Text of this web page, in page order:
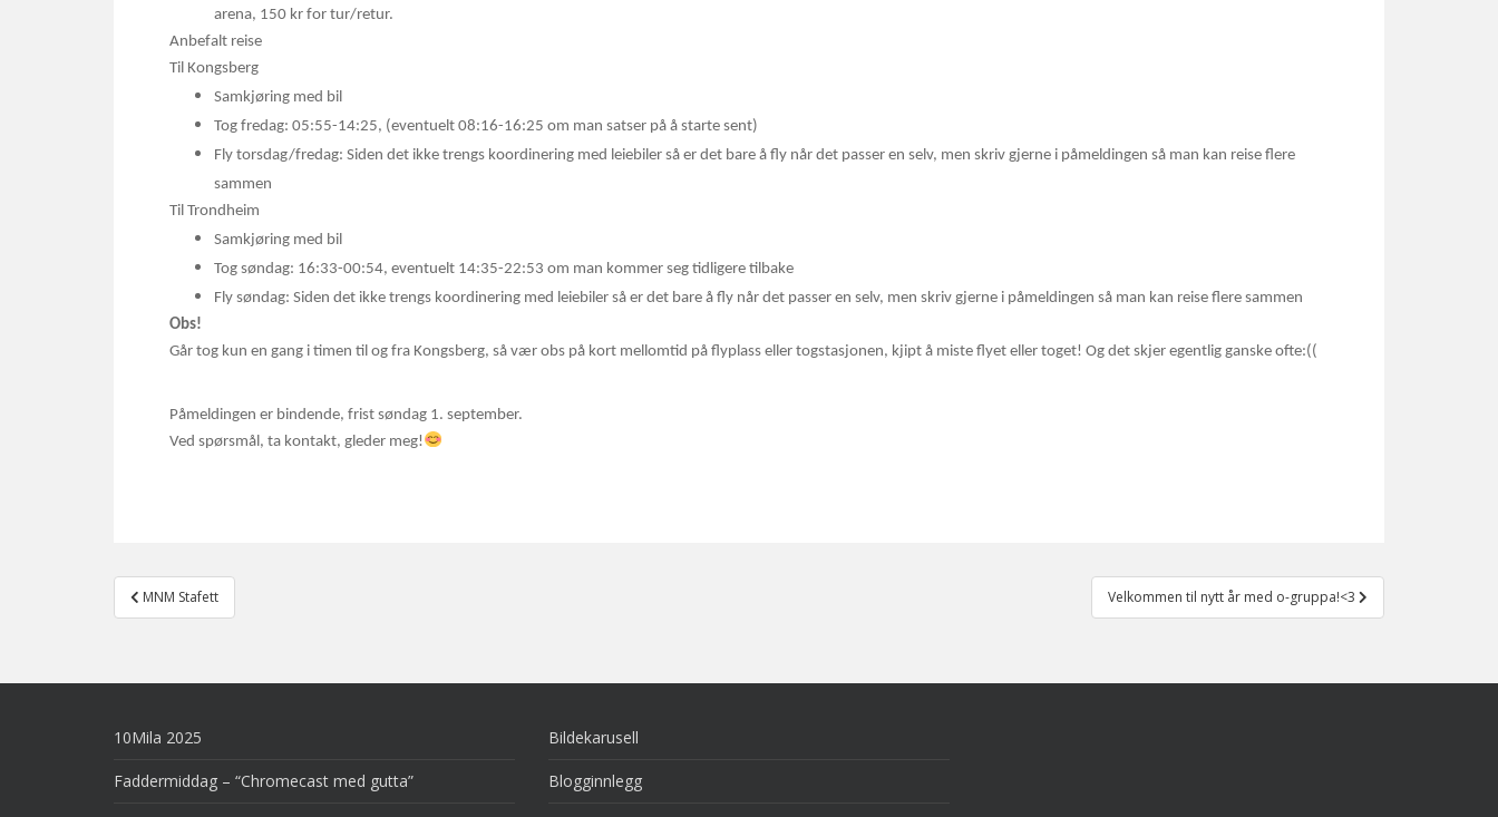
arena, 150 kr for tur/retur.
Anbefalt reise
Til Kongsberg
Samkjøring med bil
Tog fredag: 05:55-14:25, (eventuelt 08:16-16:25 om man satser på å starte sent)
Fly torsdag/fredag: Siden det ikke trengs koordinering med leiebiler så er det bare å fly når det passer en selv, men skriv gjerne i påmeldingen så man kan reise flere
sammen
Til Trondheim
Samkjøring med bil
Tog søndag: 16:33-00:54, eventuelt 14:35-22:53 om man kommer seg tidligere tilbake
Fly søndag: Siden det ikke trengs koordinering med leiebiler så er det bare å fly når det passer en selv, men skriv gjerne i påmeldingen så man kan reise flere sammen
Obs!
Går tog kun en gang i timen til og fra Kongsberg, så vær obs på kort mellomtid på flyplass eller togstasjonen, kjipt å miste flyet eller toget! Og det skjer egentlig ganske ofte:((
Påmeldingen er bindende, frist søndag 1. september.
Ved spørsmål, ta kontakt, gleder meg!
Post
navigation
MNM Stafett Velkommen til nytt år med o-gruppa!<3
10Mila 2025
Faddermiddag – “Chromecast med gutta”
Bildekarusell
Blogginnlegg